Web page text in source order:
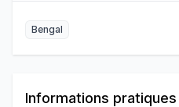
Bengal
Informations pratiques